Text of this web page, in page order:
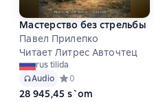
оценок
Мастерство без стрельбы
Павел Прилепко
Читает Литрес Авточтец
rus tilida
Audio Средний рейтинг 0 на
0
28 945,45 s`om